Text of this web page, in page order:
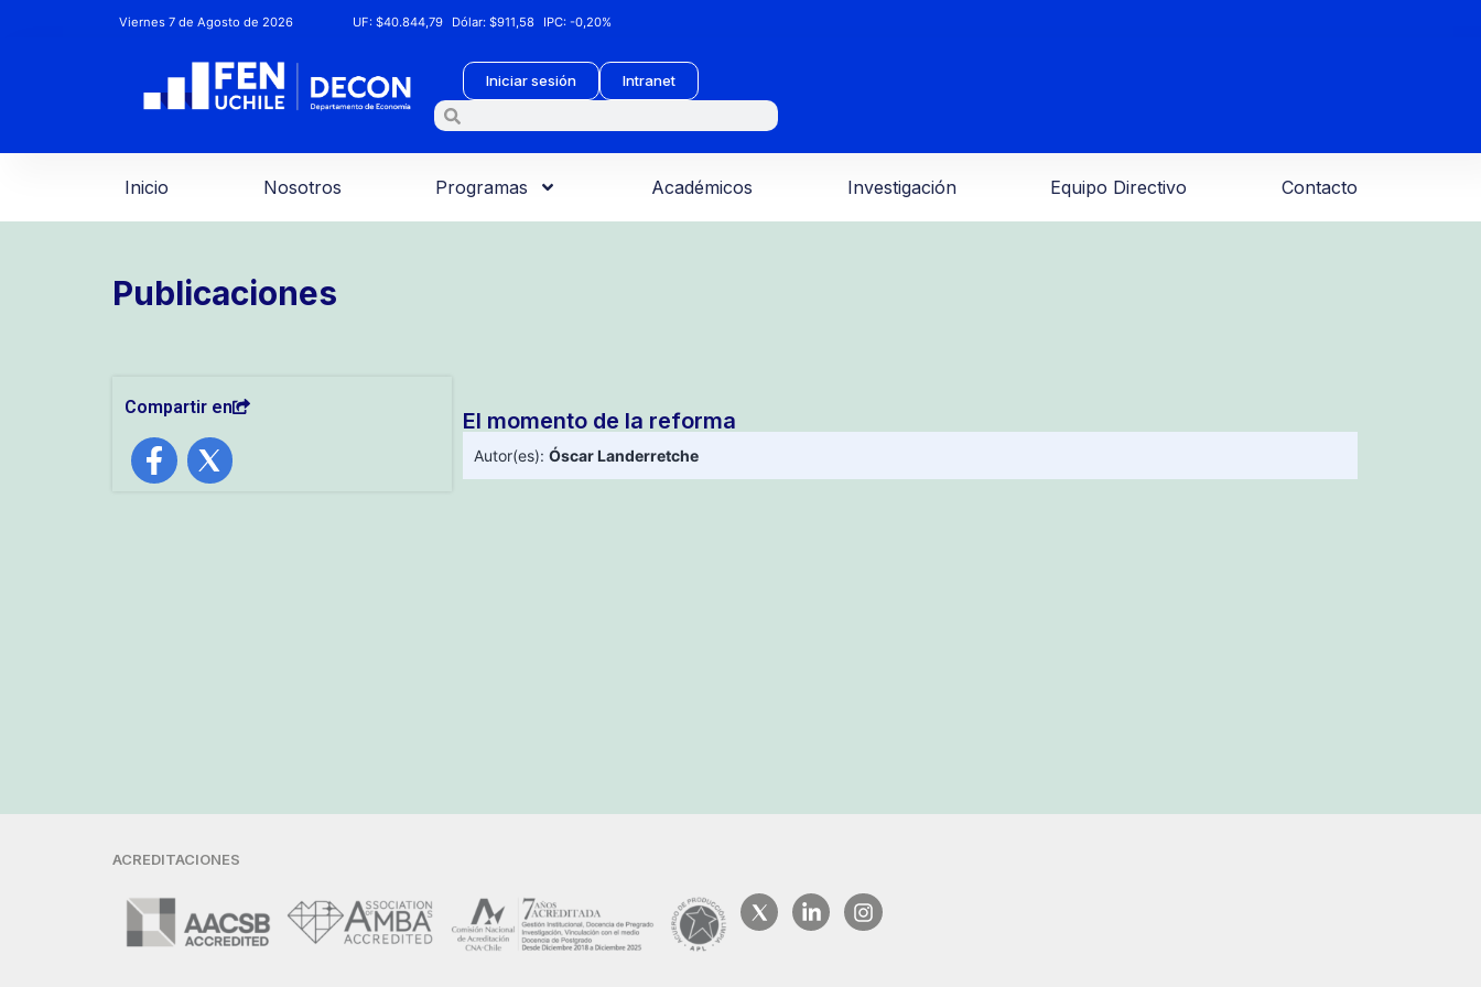
Viernes 7 de Agosto de 2026 UF:$40.844,79 Dólar:$911,58 IPC:-0,20%
Iniciar sesión Intranet
Inicio Nosotros Programas Académicos Investigación Equipo Directivo Contacto
Publicaciones
Compartir en
El momento de la reforma
Autor(es): Óscar Landerretche
ACREDITACIONES